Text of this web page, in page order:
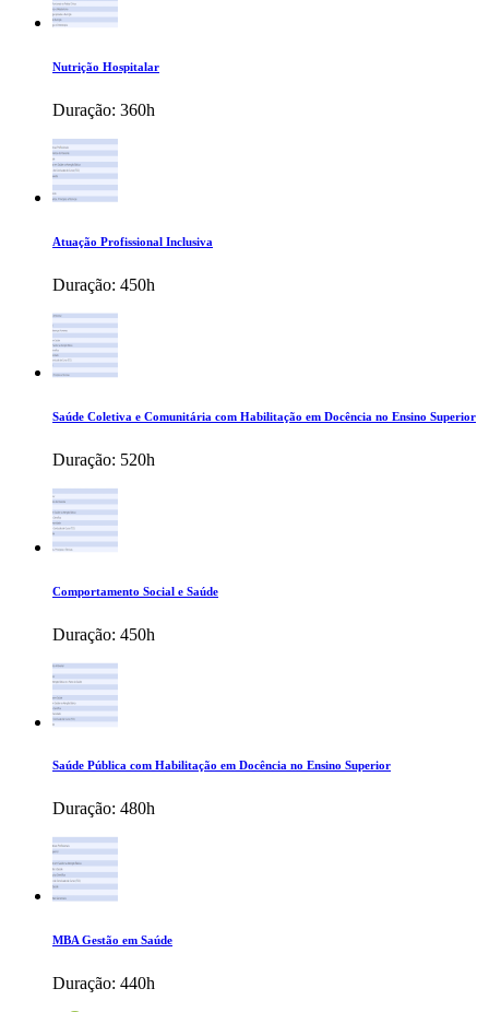
Nutrição Hospitalar
Duração: 360h
Atuação Profissional Inclusiva
Duração: 450h
Saúde Coletiva e Comunitária com Habilitação em Docência no Ensino Superior
Duração: 520h
Comportamento Social e Saúde
Duração: 450h
Saúde Pública com Habilitação em Docência no Ensino Superior
Duração: 480h
MBA Gestão em Saúde
Duração: 440h